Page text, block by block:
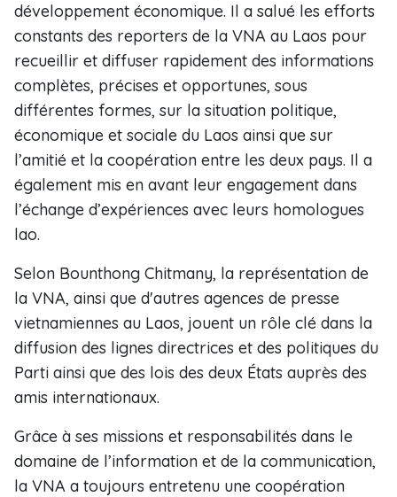
développement économique. Il a salué les efforts
constants des reporters de la VNA au Laos pour
recueillir et diffuser rapidement des informations
complètes, précises et opportunes, sous
différentes formes, sur la situation politique,
économique et sociale du Laos ainsi que sur
l’amitié et la coopération entre les deux pays. Il a
également mis en avant leur engagement dans
l’échange d’expériences avec leurs homologues
lao.
Selon Bounthong Chitmany, la représentation de
la VNA, ainsi que d'autres agences de presse
vietnamiennes au Laos, jouent un rôle clé dans la
diffusion des lignes directrices et des politiques du
Parti ainsi que des lois des deux États auprès des
amis internationaux.
Grâce à ses missions et responsabilités dans le
domaine de l’information et de la communication,
la VNA a toujours entretenu une coopération